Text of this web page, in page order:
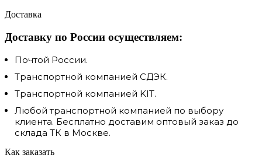
Доставка
Доставку по России осуществляем:
Почтой России.
Транспортной компанией СДЭК.
Транспортной компанией KIT.
Любой транспортной компанией по выбору
клиента. Бесплатно доставим оптовый заказ до
склада ТК в Москве.
Как заказать